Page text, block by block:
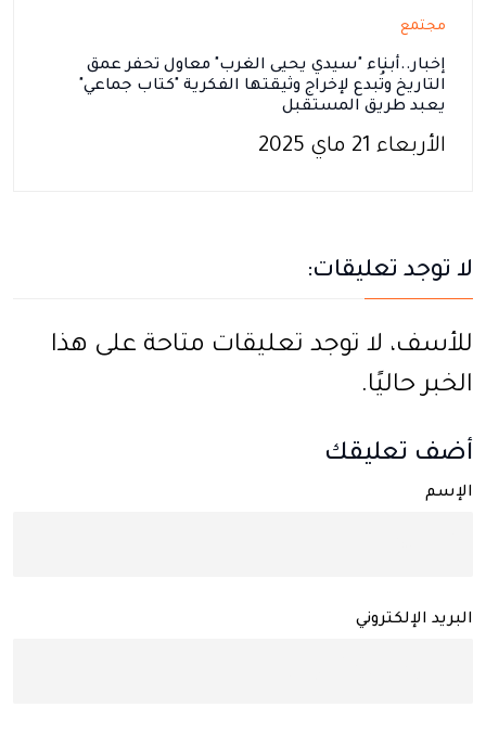
مجتمع
إخبار..أبناء "سيدي يحيى الغرب" معاول تحفر عمق
التاريخ وتُبدع لإخراج وثيقتها الفكرية "كتاب جماعي"
يعبد طريق المستقبل
الأربعاء 21 ماي 2025
لا توجد تعليقات:
للأسف، لا توجد تعليقات متاحة على هذا
الخبر حاليًا.
أضف تعليقك
الإسم
البريد الإلكتروني